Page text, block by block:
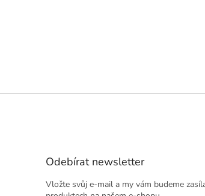
Odebírat newsletter
Vložte svůj e-mail a my vám budeme